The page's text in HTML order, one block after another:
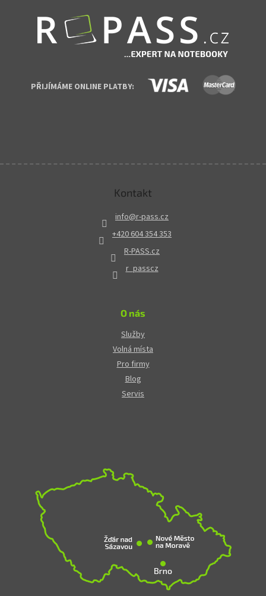
PŘIJÍMÁME ONLINE PLATBY:
Kontakt
info@r-pass.cz
+420 604 354 353
R-PASS.cz
r_passcz
O nás
Služby
Volná místa
Pro firmy
Blog
Servis